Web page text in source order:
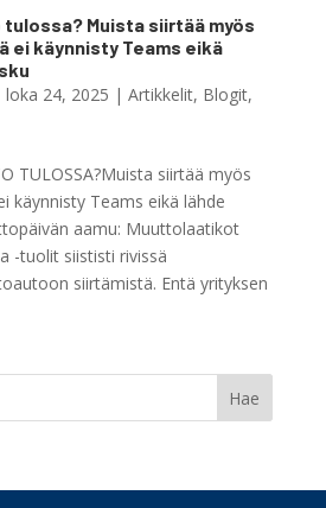
Muista siirtää myös
ei käynnisty Teams eikä
loka 24, 2025 | Artikkelit, Blogit,
TULOSSA?Muista siirtää myös
käynnisty Teams eikä lähde
aamu: Muuttolaatikot
-tuolit siististi rivissä
siirtämistä. Entä yrityksen